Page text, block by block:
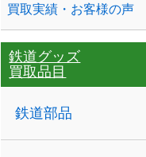
買取実績・お客様の声
鉄道グッズ
買取品目
鉄道部品